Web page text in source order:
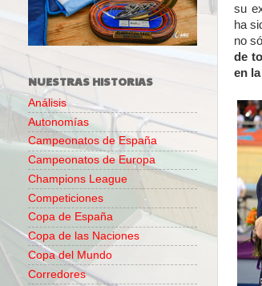
su
ha
no
de
en
NUESTRAS HISTORIAS
Análisis
Autonomías
Campeonatos de España
Campeonatos de Europa
Champions League
Competiciones
Copa de España
Copa de las Naciones
Copa del Mundo
Corredores